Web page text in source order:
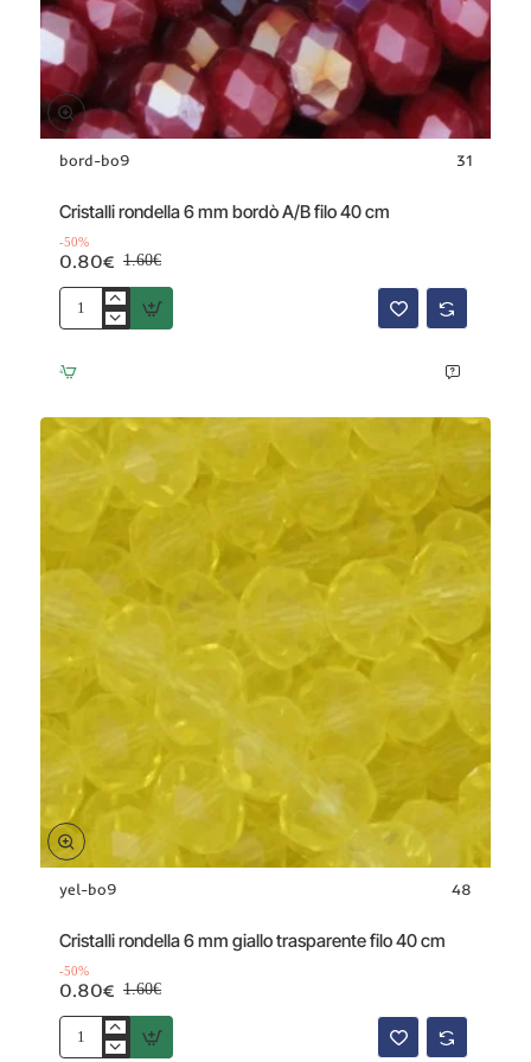
Offerta -50%
bord-bo9 31
Cristalli rondella 6 mm bordò A/B filo 40 cm
-50%
0.80€ 1.60€
Cristalli
6
mm
A/B
Offerta -50%
yel-bo9 48
Cristalli rondella 6 mm giallo trasparente filo 40 cm
-50%
0.80€ 1.60€
Cristalli